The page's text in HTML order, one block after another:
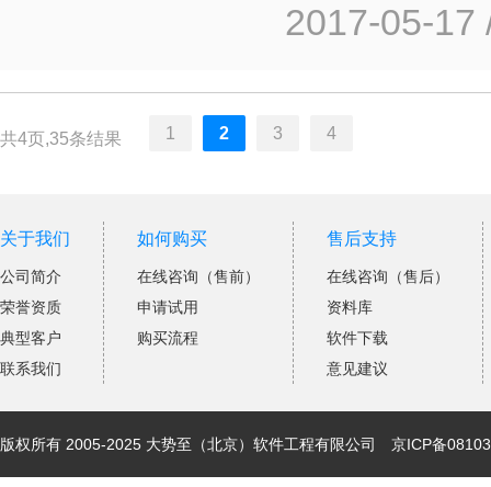
2017-05-17
共4页,35条结果 1 2 3 4
关于我们
公司简介
荣誉资质
典型客户
联系我们
如何购买
在线咨询（售前）
申请试用
购买流程
售后支持
在线咨询（售后）
资料库
软件下载
意见建议
版权所有 2005-2025 大势至（北京）软件工程有限公司 京ICP备